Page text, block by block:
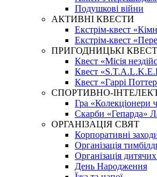
Подушкові війни
АКТИВНІ КВЕСТИ
Екстрім-квест
Екстрім-квест
ПРИГОДНИЦЬКІ
Квест «Місія
Квест
Квест «Гаррі
СПОРТИВНО-
Гра «Колекціонери
Скарби «Гепарда»
ОРГАНІЗАЦІЯ СВЯТ
Корпоративні
Організація
Організація
День Народження